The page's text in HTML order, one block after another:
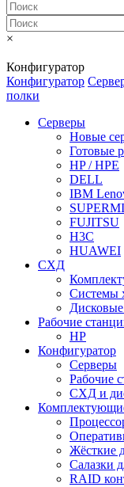
×
Конфигуратор
Конфигуратор
полки
Серверы
Новые
Готовые
HP / HPE
DELL
IBM
FUJITSU
H3C
HUAWEI
СХД
Системы
Рабочие
HP
Конфигуратор
Серверы
Рабочие
СХД и
Жёсткие
Салазки
RAID